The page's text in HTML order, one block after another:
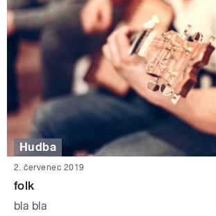
Hudba
2. červenec 2019
folk
bla bla